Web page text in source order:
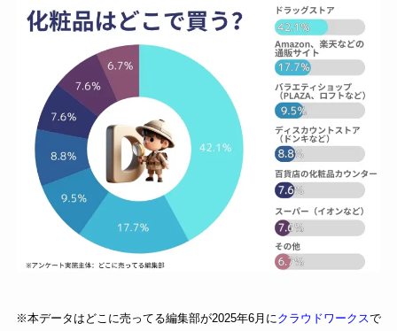
※本データはどこに売ってる編集部が2025年6月にクラウドワークスで